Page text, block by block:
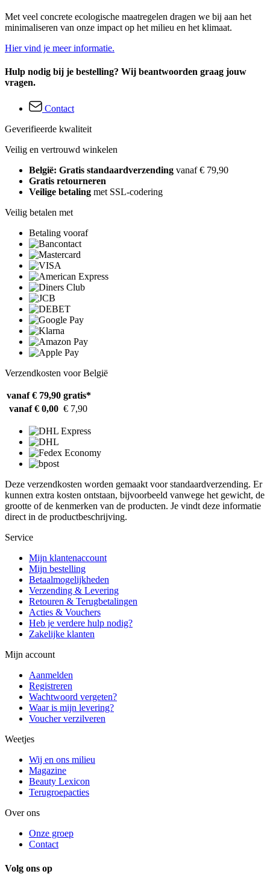
Met veel concrete ecologische maatregelen dragen we bij aan het
minimaliseren van onze impact op het milieu en het klimaat.
Hier vind je meer informatie.
Hulp nodig bij je bestelling? Wij beantwoorden graag jouw
vragen.
Contact
Geverifieerde kwaliteit
Veilig en vertrouwd winkelen
België: Gratis standaardverzending vanaf € 79,90
Gratis retourneren
Veilige betaling met SSL-codering
Veilig betalen met
Betaling vooraf
Verzendkosten voor België
vanaf € 79,90 gratis*
vanaf € 0,00 € 7,90
Deze verzendkosten worden gemaakt voor standaardverzending. Er
kunnen extra kosten ontstaan, bijvoorbeeld vanwege het gewicht, de
grootte of de kenmerken van de producten. Je vindt deze informatie
direct in de productbeschrijving.
Service
Mijn klantenaccount
Mijn bestelling
Betaalmogelijkheden
Verzending & Levering
Retouren & Terugbetalingen
Acties & Vouchers
Heb je verdere hulp nodig?
Zakelijke klanten
Mijn account
Aanmelden
Registreren
Wachtwoord vergeten?
Waar is mijn levering?
Voucher verzilveren
Weetjes
Wij en ons milieu
Magazine
Beauty Lexicon
Terugroepacties
Over ons
Onze groep
Contact
Volg ons op